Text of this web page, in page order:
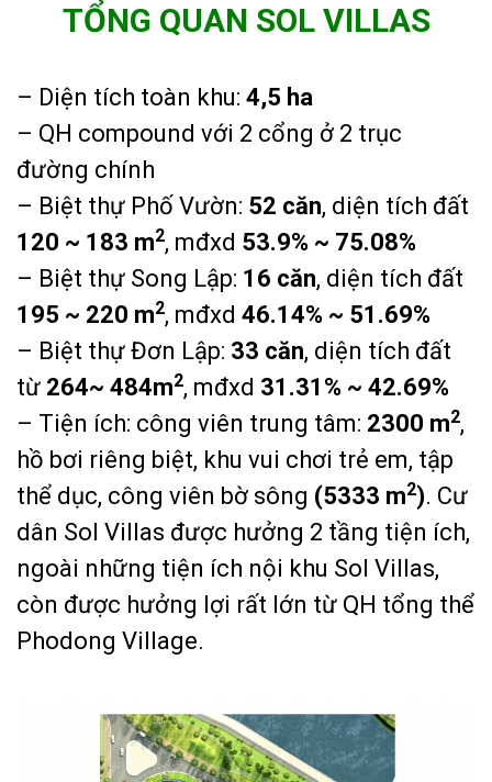
TỔNG QUAN SOL VILLAS
– Diện tích toàn khu: 4,5 ha
– QH compound với 2 cổng ở 2 trục
đường chính
– Biệt thự Phố Vườn: 52 căn, diện tích đất
120 ~ 183 m2, mđxd 53.9% ~ 75.08%
– Biệt thự Song Lập: 16 căn, diện tích đất
195 ~ 220 m2, mđxd 46.14% ~ 51.69%
– Biệt thự Đơn Lập: 33 căn, diện tích đất
từ 264~ 484m2, mđxd 31.31% ~ 42.69%
– Tiện ích: công viên trung tâm: 2300 m2,
hồ bơi riêng biệt, khu vui chơi trẻ em, tập
thể dục, công viên bờ sông (5333 m2). Cư
dân Sol Villas được hưởng 2 tầng tiện ích,
ngoài những tiện ích nội khu Sol Villas,
còn được hưởng lợi rất lớn từ QH tổng thể
Phodong Village.